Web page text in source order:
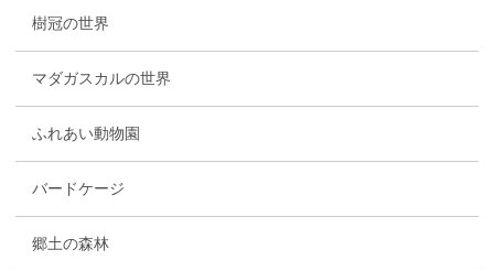
樹冠の世界
マダガスカルの世界
ふれあい動物園
バードケージ
郷土の森林